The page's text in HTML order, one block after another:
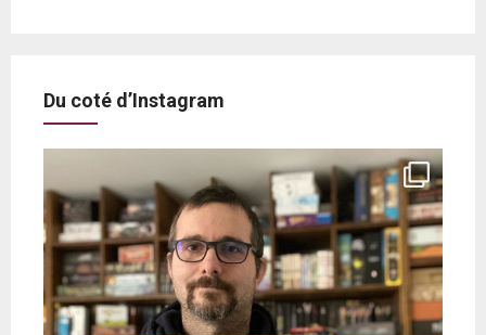
Du coté d’Instagram